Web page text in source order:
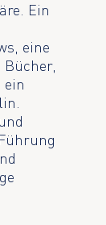
Ein
eine
ein